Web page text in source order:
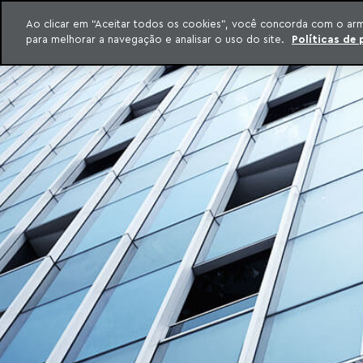
para o conteúdo
Machado Meyer
INTELIGÊNCIA JURÍDICA
CONTEÚDO EXCLUSIVO MACHADO MEYER ADVOGADOS
Ao clicar em “Aceitar todos os cookies”, você concorda com o
para melhorar a navegação e analisar o uso do site.
Políticas de